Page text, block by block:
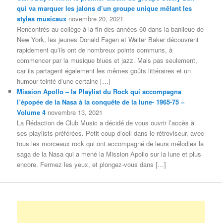
qui va marquer les jalons d’un groupe unique mêlant les
styles musicaux novembre 20, 2021
Rencontrés au collège à la fin des années 60 dans la banlieue de
New York, les jeunes Donald Fagen et Walter Baker découvrent
rapidement qu’ils ont de nombreux points communs, à
commencer par la musique blues et jazz. Mais pas seulement,
car ils partagent également les mêmes goûts littéraires et un
humour teinté d’une certaine […]
Mission Apollo – la Playlist du Rock qui accompagna
l’épopée de la Nasa à la conquête de la lune- 1965-75 –
Volume 4 novembre 13, 2021
La Rédaction de Club Music a décidé de vous ouvrir l’accès à
ses playlists préférées. Petit coup d’oeil dans le rétroviseur, avec
tous les morceaux rock qui ont accompagné de leurs mélodies la
saga de la Nasa qui a mené la Mission Apollo sur la lune et plus
encore. Fermez les yeux, et plongez-vous dans […]